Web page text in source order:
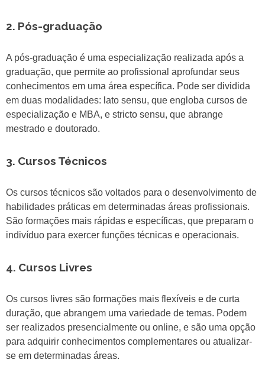
2. Pós-graduação
A pós-graduação é uma especialização realizada após a
graduação, que permite ao profissional aprofundar seus
conhecimentos em uma área específica. Pode ser dividida
em duas modalidades: lato sensu, que engloba cursos de
especialização e MBA, e stricto sensu, que abrange
mestrado e doutorado.
3. Cursos Técnicos
Os cursos técnicos são voltados para o desenvolvimento de
habilidades práticas em determinadas áreas profissionais.
São formações mais rápidas e específicas, que preparam o
indivíduo para exercer funções técnicas e operacionais.
4. Cursos Livres
Os cursos livres são formações mais flexíveis e de curta
duração, que abrangem uma variedade de temas. Podem
ser realizados presencialmente ou online, e são uma opção
para adquirir conhecimentos complementares ou atualizar-
se em determinadas áreas.